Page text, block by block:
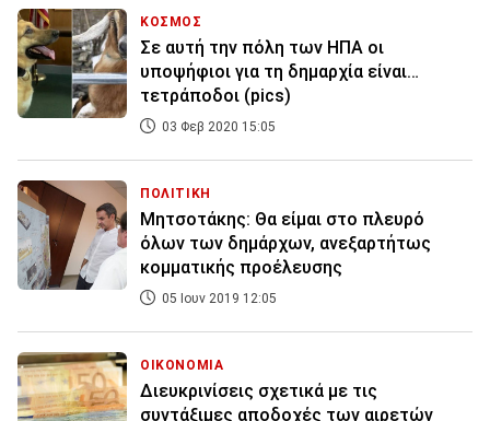
ΚΟΣΜΟΣ
Σε αυτή την πόλη των ΗΠΑ οι
υποψήφιοι για τη δημαρχία είναι…
τετράποδοι (pics)
03 Φεβ 2020 15:05
ΠΟΛΙΤΙΚΗ
Μητσοτάκης: Θα είμαι στο πλευρό
όλων των δημάρχων, ανεξαρτήτως
κομματικής προέλευσης
05 Ιουν 2019 12:05
ΟΙΚΟΝΟΜΙΑ
Διευκρινίσεις σχετικά με τις
συντάξιμες αποδοχές των αιρετών